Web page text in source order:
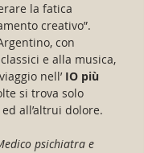
la fatica
creativo”.
con
e alla musica,
nell’ IO più
si trova solo
all’altrui dolore.
psichiatra e